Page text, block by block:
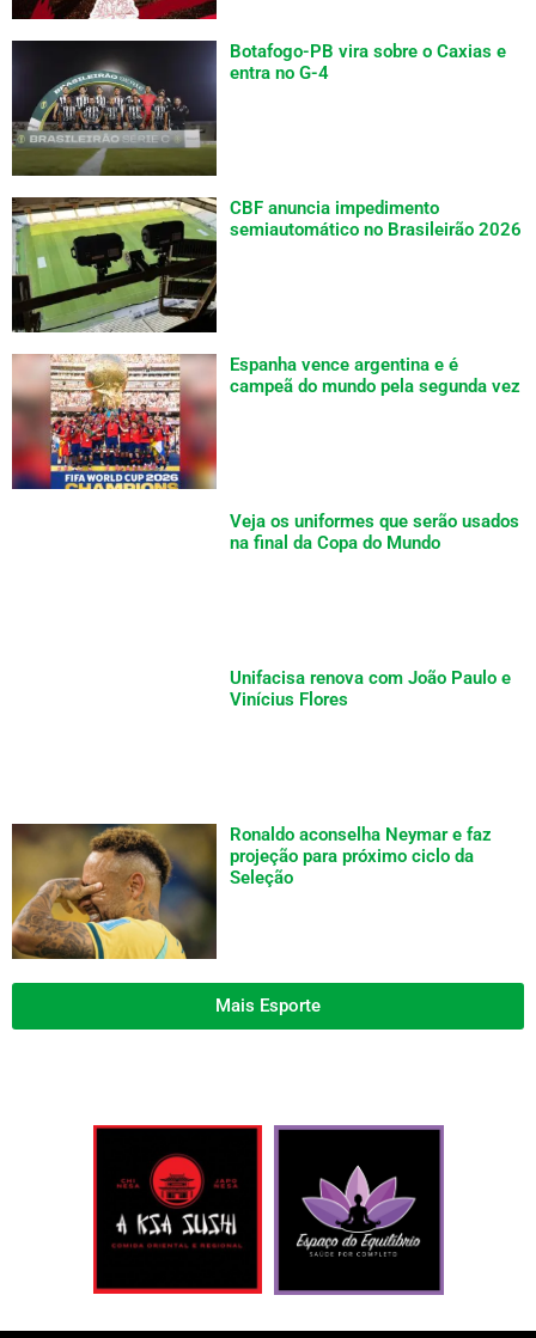
Botafogo-PB vira sobre o Caxias e
entra no G-4
CBF anuncia impedimento
semiautomático no Brasileirão 2026
Espanha vence argentina e é
campeã do mundo pela segunda vez
Veja os uniformes que serão usados
na final da Copa do Mundo
Unifacisa renova com João Paulo e
Vinícius Flores
Ronaldo aconselha Neymar e faz
projeção para próximo ciclo da
Seleção
Mais Esporte